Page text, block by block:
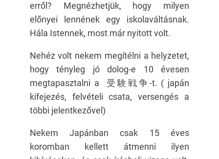
erről? Megnézhetjük, hogy milyen
előnyei lennének egy iskolaváltásnak.
Hála Istennek, most már nyitott volt.
Nehéz volt nekem megítélni a helyzetet,
hogy tényleg jó dolog-e 10 évesen
megtapasztalni a 受験戦争-t. ( japán
kifejezés, felvételi csata, versengés a
többi jelentkezővel)
Nekem Japánban csak 15 éves
koromban kellett átmenni ilyen